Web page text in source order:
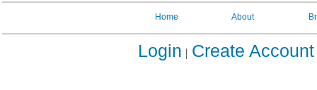
Home About
Login Create Account